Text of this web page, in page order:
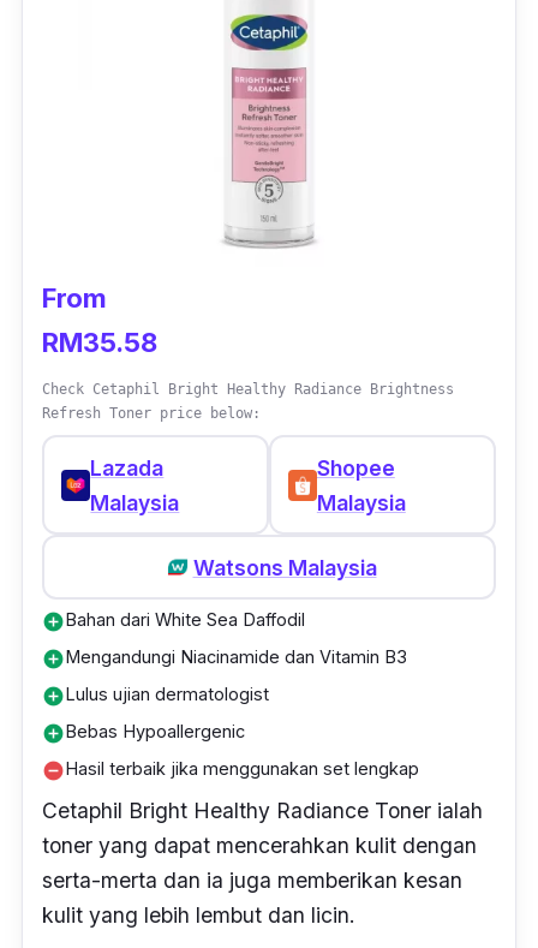
From
RM35.58
Check Cetaphil Bright Healthy Radiance Brightness
Refresh Toner price below:
Lazada
Malaysia
Shopee
Malaysia
Watsons Malaysia
add_circleBahan dari White Sea Daffodil
add_circleMengandungi Niacinamide dan Vitamin B3
add_circleLulus ujian dermatologist
add_circleBebas Hypoallergenic
remove_circleHasil terbaik jika menggunakan set lengkap
Cetaphil Bright Healthy Radiance Toner ialah
toner yang dapat mencerahkan kulit dengan
serta-merta dan ia juga memberikan kesan
kulit yang lebih lembut dan licin.